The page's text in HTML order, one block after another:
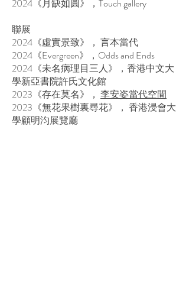
2024《月缺如圓》，Touch gallery
聯展
2024《虛實景致》， 言本當代
2024《Evergreen》，Odds and Ends
2024《未名病理目三人》，香港中文大
學新亞書院許氏文化館
2023《存在莫名》， 李安姿當代空間
2023《無花果樹裏尋花》， 香港浸會大
學顧明汮展覽廳